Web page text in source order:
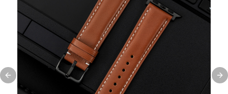
Previous slide